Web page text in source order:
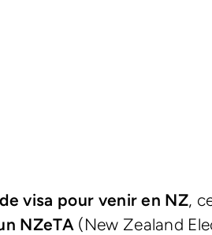
visa pour venir en NZ,
NZeTA (New Zealand